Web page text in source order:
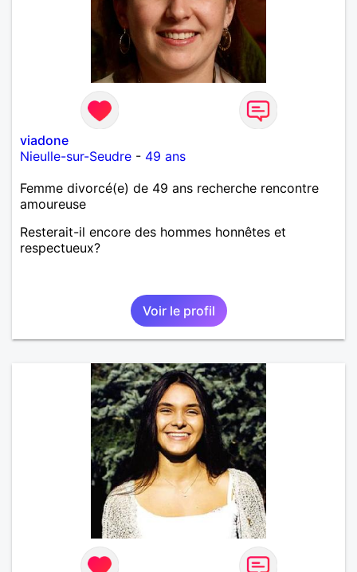
viadone
Nieulle-sur-Seudre - 49 ans
Femme divorcé(e) de 49 ans recherche rencontre
amoureuse
Resterait-il encore des hommes honnêtes et
respectueux?
Voir le profil